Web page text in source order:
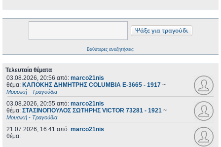
Βαθύτερες αναζητήσεις;
Τελευταία θέματα
03.08.2026, 20:56 από: marco21nis
θέμα: ΚΑΠΟΚΗΣ ΔΗΜΗΤΡΗΣ COLUMBIA E-3665 - 1917 ~
Μουσική - Τραγούδια
03.08.2026, 20:55 από: marco21nis
θέμα: ΣΤΑΣΙΝΟΠΟΥΛΟΣ ΣΩΤΗΡΗΣ VICTOR 73281 - 1921 ~
Μουσική - Τραγούδια
21.07.2026, 16:41 από: marco21nis
θέμα: